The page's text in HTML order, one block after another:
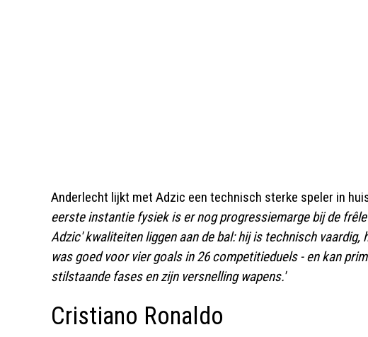
Anderlecht lijkt met Adzic een technisch sterke speler in
eerste instantie fysiek is er nog progressiemarge bij de
Adzic' kwaliteiten liggen aan de bal: hij is technisch
was goed voor vier goals in 26 competitieduels - en kan
stilstaande fases en zijn versnelling wapens.'
Cristiano Ronaldo